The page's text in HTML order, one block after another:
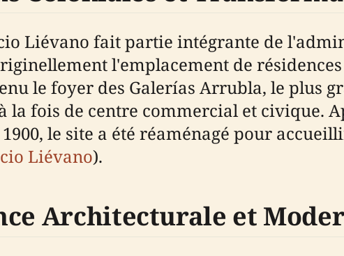
Liévano fait partie intégrante de
l'emplacement de
le foyer des Galerías Arrubla, le plus
la fois de centre commercial et civique.
le site a été réaménagé pour
Liévano).
Architecturale et